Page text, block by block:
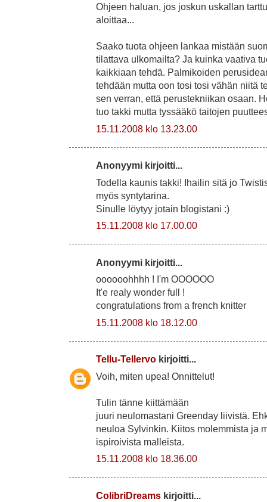
Ohjeen haluan, jos joskun uskallan
aloittaa...
Saako tuota ohjeen lankaa mistään
tilattava ulkomailta? Ja kuinka vaativa
kaikkiaan tehdä. Palmikoiden
tehdään mutta oon tosi tosi vähän niitä
sen verran, että perustekniikan osaan.
tuo takki mutta tyssääkö taitojen
15.11.2008 klo 13.23.00
Anonyymi kirjoitti...
Todella kaunis takki! Ihailin sitä jo
myös syntytarina.
Sinulle löytyy jotain blogistani :)
15.11.2008 klo 17.00.00
Anonyymi kirjoitti...
oooooohhhh ! I'm OOOOOO
It'e realy wonder full !
congratulations from a french knitter
15.11.2008 klo 18.12.00
Tellu-Tellervo kirjoitti...
Voih, miten upea! Onnittelut!
Tulin tänne kiittämään
juuri neulomastani Greenday liivistä.
neuloa Sylvinkin. Kiitos molemmista ja
ispiroivista malleista.
15.11.2008 klo 18.36.00
ColibriDreams kirjoitti...